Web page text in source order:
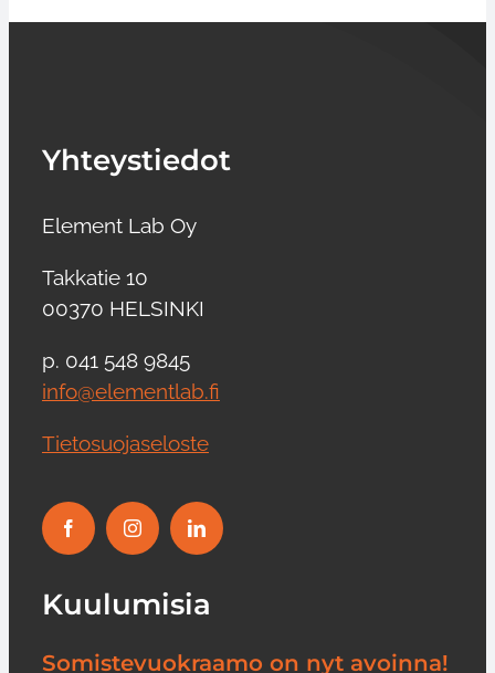
Yhteystiedot
Element Lab Oy
Takkatie 10
00370 HELSINKI
p. 041 548 9845
info@elementlab.fi
Tietosuojaseloste
Kuulumisia
Somistevuokraamo on nyt avoinna!